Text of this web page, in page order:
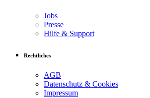
Jobs
Presse
Hilfe & Support
Rechtliches
AGB
Datenschutz & Cookies
Impressum